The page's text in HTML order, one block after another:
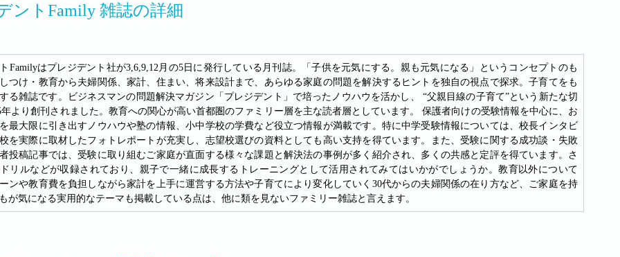
ントFamily 雑誌の詳細
Familyはプレジデント社が3,6,9,12月の5日に発行している月刊誌。「子供を元気にする。親も元気になる」というコンセプトのも
つけ・教育から夫婦関係、家計、住まい、将来設計まで、あらゆる家庭の問題を解決するヒントを独自の視点で探求。子育てをも
る雑誌です。ビジネスマンの問題解決マガジン「プレジデント」で培ったノウハウを活かし、 “父親目線の子育て”という新たな切
年より創刊されました。教育への関心が高い首都圏のファミリー層を主な読者層としています。 保護者向けの受験情報を中心に、お
最大限に引き出すノウハウや塾の情報、小中学校の学費など役立つ情報が満載です。特に中学受験情報については、校長インタビ
を実際に取材したフォトレポートが充実し、志望校選びの資料としても高い支持を得ています。また、受験に関する成功談・失敗
投稿記事では、受験に取り組むご家庭が直面する様々な課題と解決法の事例が多く紹介され、多くの共感と定評を得ています。さ
リルなどが収録されており、親子で一緒に成長するトレーニングとして活用されてみてはいかがでしょうか。教育以外について
ンや教育費を負担しながら家計を上手に運営する方法や子育てにより変化していく30代からの夫婦関係の在り方など、ご家庭を持
が気になる実用的なテーマも掲載している点は、他に類を見ないファミリー雑誌と言えます。